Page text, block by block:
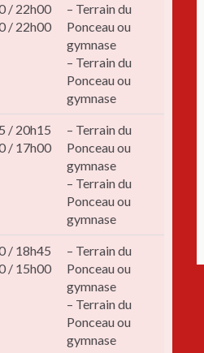
/ 22h00
/ 22h00
– Terrain du
Ponceau ou
gymnase
– Terrain du
Ponceau ou
gymnase
/ 20h15
/ 17h00
– Terrain du
Ponceau ou
gymnase
– Terrain du
Ponceau ou
gymnase
/ 18h45
/ 15h00
– Terrain du
Ponceau ou
gymnase
– Terrain du
Ponceau ou
gymnase